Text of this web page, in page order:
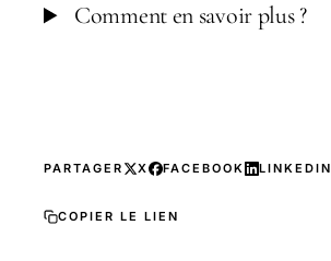
Comment en savoir plus ?
PARTAGER X FACEBOOK LINKEDIN
COPIER LE LIEN